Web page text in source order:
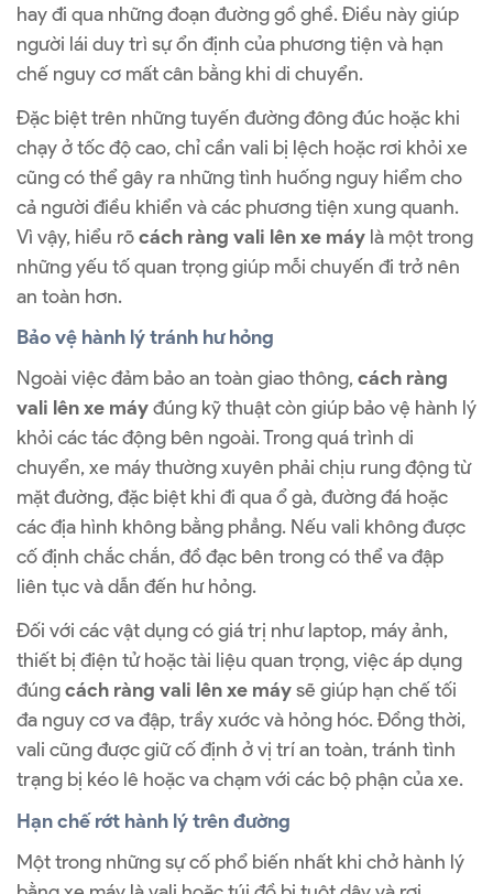
hay đi qua những đoạn đường gồ ghề. Điều này giúp
người lái duy trì sự ổn định của phương tiện và hạn
chế nguy cơ mất cân bằng khi di chuyển.
Đặc biệt trên những tuyến đường đông đúc hoặc khi
chạy ở tốc độ cao, chỉ cần vali bị lệch hoặc rơi khỏi xe
cũng có thể gây ra những tình huống nguy hiểm cho
cả người điều khiển và các phương tiện xung quanh.
Vì vậy, hiểu rõcách ràng vali lên xe máy là một trong
những yếu tố quan trọng giúp mỗi chuyến đi trở nên
an toàn hơn.
Bảo vệ hành lý tránh hư hỏng
Ngoài việc đảm bảo an toàn giao thông,cách ràng
vali lên xe máyđúng kỹ thuật còn giúp bảo vệ hành lý
khỏi các tác động bên ngoài. Trong quá trình di
chuyển, xe máy thường xuyên phải chịu rung động từ
mặt đường, đặc biệt khi đi qua ổ gà, đường đá hoặc
các địa hình không bằng phẳng. Nếu vali không được
cố định chắc chắn, đồ đạc bên trong có thể va đập
liên tục và dẫn đến hư hỏng.
Đối với các vật dụng có giá trị như laptop, máy ảnh,
thiết bị điện tử hoặc tài liệu quan trọng, việc áp dụng
đúngcách ràng vali lên xe máysẽ giúp hạn chế tối
đa nguy cơ va đập, trầy xước và hỏng hóc. Đồng thời,
vali cũng được giữ cố định ở vị trí an toàn, tránh tình
trạng bị kéo lê hoặc va chạm với các bộ phận của xe.
Hạn chế rớt hành lý trên đường
Một trong những sự cố phổ biến nhất khi chở hành lý